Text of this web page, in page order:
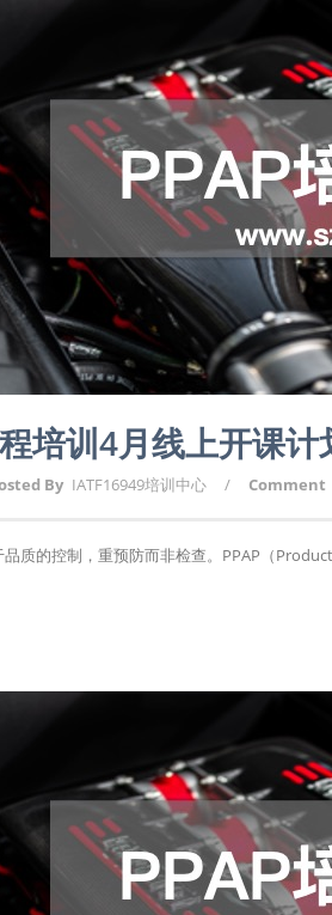
培训4月线上开课
By IATF16949培训中心 / Comment
质的控制，重预防而非检查。PPAP（